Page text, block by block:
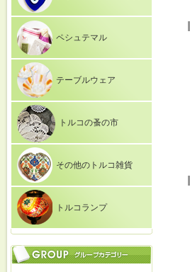
ペシュテマル
テーブルウェア
トルコの蚤の市
その他のトルコ雑貨
トルコランプ